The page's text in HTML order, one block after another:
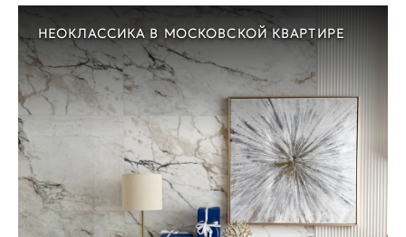
НЕОКЛАССИКА В МОСКОВСКОЙ КВАРТИРЕ